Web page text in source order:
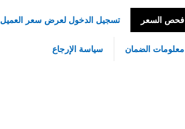
فحص السعر تسجيل الدخول لعرض سعر العميل
معلومات الضمان سياسة الإرجاع